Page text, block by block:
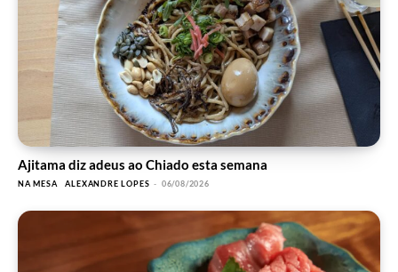
Ajitama diz adeus ao Chiado esta semana
NA MESA ALEXANDRE LOPES - 06/08/2026